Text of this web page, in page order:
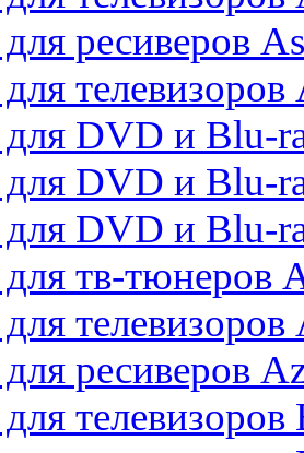
ресиверов
телевизоров
DVD и Blu-
DVD и Blu-
DVD и Blu-
тв-тюнеров
телевизоров
ресиверов